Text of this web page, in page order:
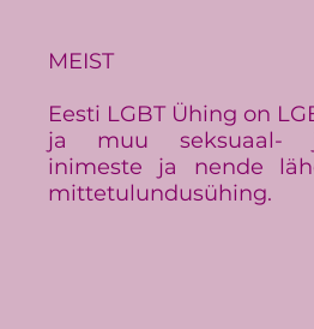
MEIST
Eesti LGBT Ühing on
ja muu seksuaal-
inimeste ja nende
mittetulundusühing.